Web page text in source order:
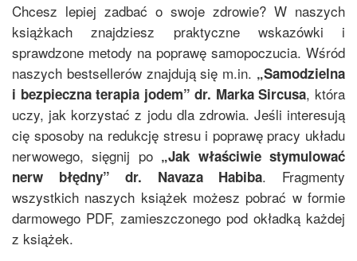
Chcesz lepiej zadbać o swoje zdrowie? W naszych
książkach znajdziesz praktyczne wskazówki i
sprawdzone metody na poprawę samopoczucia. Wśród
naszych bestsellerów znajdują się m.in. „Samodzielna
i bezpieczna terapia jodem”dr. Marka Sircusa, która
uczy, jak korzystać z jodu dla zdrowia. Jeśli interesują
cię sposoby na redukcję stresu i poprawę pracy układu
nerwowego, sięgnij po „Jak właściwie stymulować
nerw błędny”dr. Navaza Habiba. Fragmenty
wszystkich naszych książek możesz pobrać w formie
darmowego PDF, zamieszczonego pod okładką każdej
z książek.